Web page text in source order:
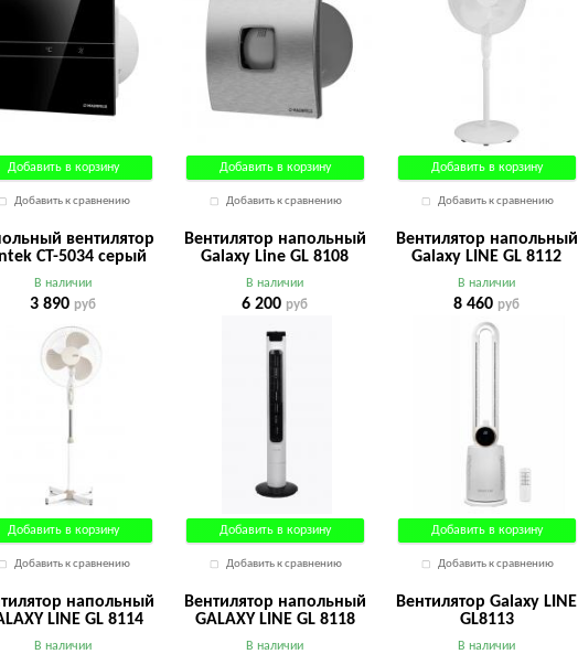
Добавить в корзину
Добавить к сравнению
Добавить в корзину
Добавить к сравнению
Добавить в корзину
Добавить к сравнению
вентилятор
CT-5034 серый
В наличии
3 890 руб
Добавить в корзину
Добавить к сравнению
Вентилятор напольный
Galaxy Line GL 8108
белый
В наличии
6 200 руб
Добавить в корзину
Добавить к сравнению
Вентилятор напольный
Galaxy LINE GL 8112
белый
В наличии
8 460 руб
Добавить в корзину
Добавить к сравнению
напольный
LINE GL 8114
белый
В наличии
Вентилятор напольный
GALAXY LINE GL 8118
белый
В наличии
Вентилятор Galaxy LINE
GL8113
В наличии